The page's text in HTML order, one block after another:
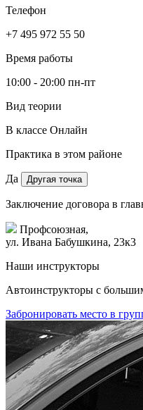
Телефон
+7 495 972 55 50
Время работы
10:00 - 20:00 пн-пт
Вид теории
В классе Онлайн
Практика в этом районе
Да Другая точка
Заключение договора в
Профсоюзная,
ул. Ивана Бабушкина, 23к3
Наши инструкторы
Автоинструкторы с
Забронировать место в